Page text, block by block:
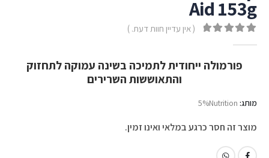
Aid 153g
( אין עדיין חוות דעת. )
פורמולה ייחודית לתמיכה בשינה עמוקה לתחזוק
והתאוששות השרירים
מותג: 5%Nutrition
מוצר זה חסר כרגע במלאי ואינו זמין.